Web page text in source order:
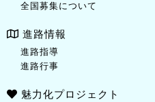
全国募集について
進路情報
進路指導
進路行事
魅力化プロジェクト